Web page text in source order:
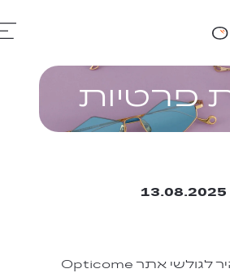
פרטיות
מסמך זה נועד להבהיר לגולשי אתר Opticome